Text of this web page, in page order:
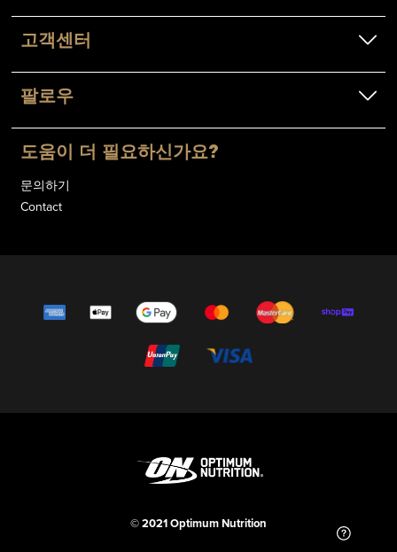
고객센터
팔로우
도움이 더 필요하신가요?
문의하기
Contact
© 2021 Optimum Nutrition